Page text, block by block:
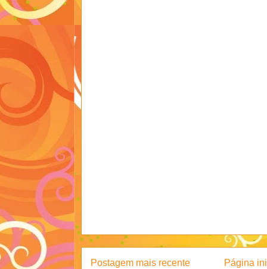
Postagem mais recente Página